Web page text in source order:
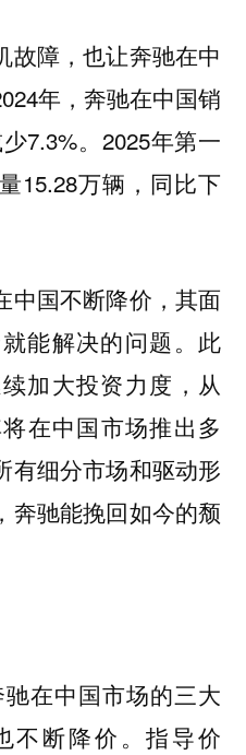
故障，也让奔驰在中
年，奔驰在中国销
7.3%。2025年第一
15.28万辆，同比下
中国不断降价，其面
能解决的问题。此
加大投资力度，从
在中国市场推出多
有细分市场和驱动形
奔驰能挽回如今的颓
在中国市场的三大
不断降价。指导价